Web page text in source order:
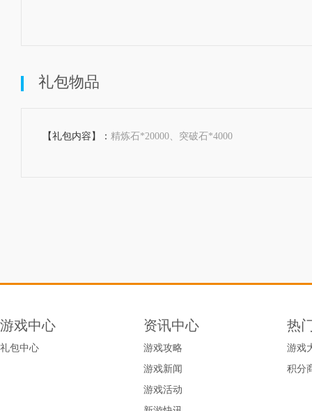
礼包物品
【礼包内容】： 精炼石*20000、突破石*4000
游戏中心
礼包中心
资讯中心
游戏攻略
游戏新闻
游戏活动
热
游戏
积分